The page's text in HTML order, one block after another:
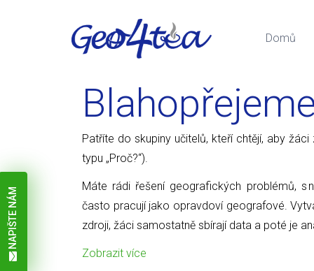
Domů
NAPIŠTE NÁM
Patříte do skupiny učitelů, kteří chtějí, aby
typu „Proč?“).
Máte rádi řešení geografických problémů,
často pracují jako opravdoví geografové.
zdroji, žáci samostatně sbírají data a poté je
Zobrazit více